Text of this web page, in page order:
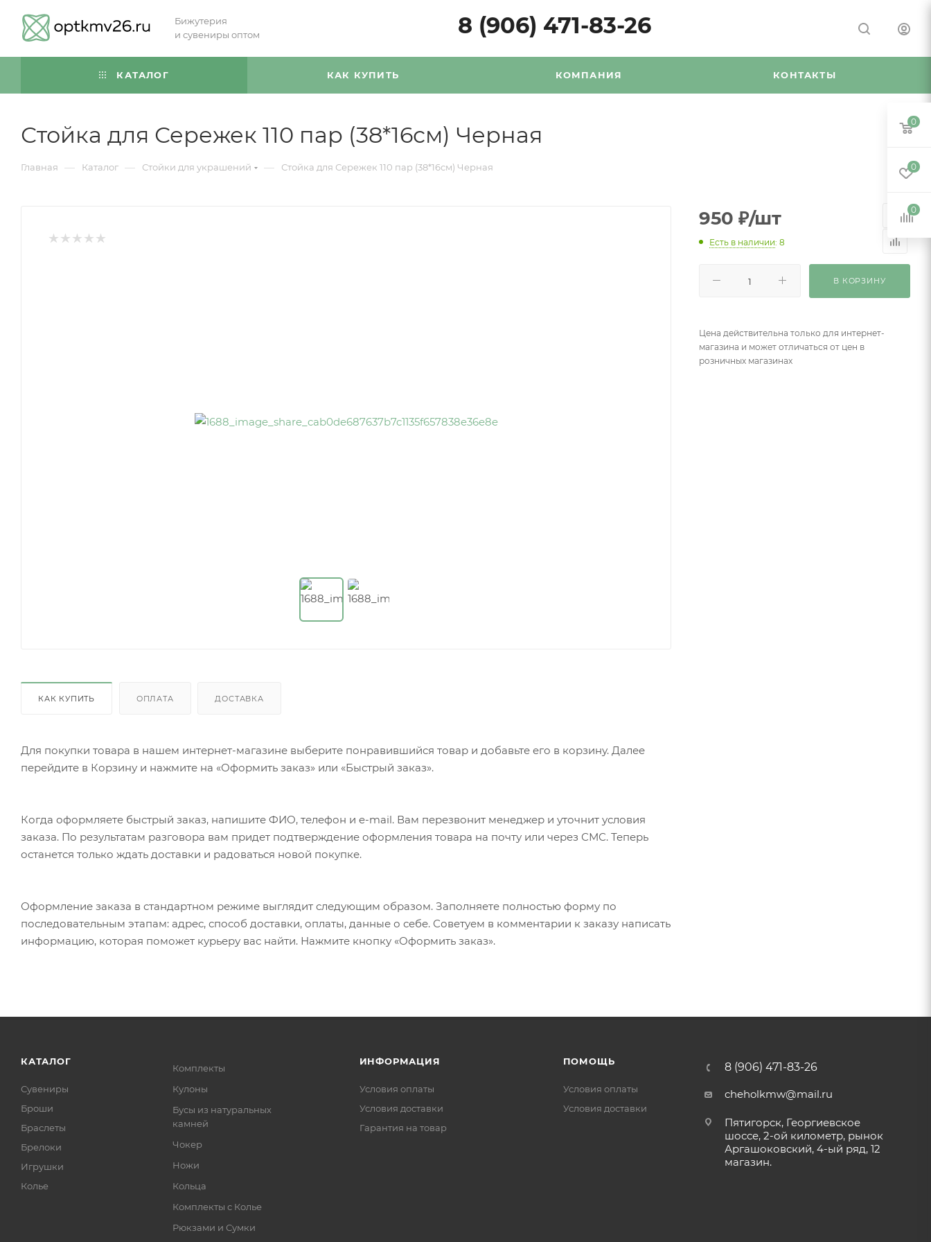
Бижутерия
и сувениры оптом
8 (906) 471-83-26
КАТАЛОГ КАК КУПИТЬ КОМПАНИЯ КОНТАКТЫ
Стойка для Сережек 110 пар (38*16см) Черная
Главная — Каталог — Стойки для украшений — Стойка для Сережек 110 пар (38*16см) Черная
КАК КУПИТЬ ОПЛАТА ДОСТАВКА
Для покупки товара в нашем интернет-магазине выберите понравившийся товар и добавьте его в корзину. Далее
перейдите в Корзину и нажмите на «Оформить заказ» или «Быстрый заказ».
Когда оформляете быстрый заказ, напишите ФИО, телефон и e-mail. Вам перезвонит менеджер и уточнит условия
заказа. По результатам разговора вам придет подтверждение оформления товара на почту или через СМС. Теперь
останется только ждать доставки и радоваться новой покупке.
Оформление заказа в стандартном режиме выглядит следующим образом. Заполняете полностью форму по
последовательным этапам: адрес, способ доставки, оплаты, данные о себе. Советуем в комментарии к заказу написать
информацию, которая поможет курьеру вас найти. Нажмите кнопку «Оформить заказ».
950 ₽/шт
Есть в наличии: 8
В КОРЗИНУ
Цена действительна только для интернет-
магазина и может отличаться от цен в
розничных магазинах
КАТАЛОГ
Сувениры
Броши
Браслеты
Брелоки
Игрушки
Колье
Комплекты
Кулоны
Бусы из натуральных
камней
Чокер
Ножи
Кольца
Комплекты с Колье
Рюкзами и Сумки
ИНФОРМАЦИЯ
Условия оплаты
Условия доставки
Гарантия на товар
ПОМОЩЬ
Условия оплаты
Условия доставки
8 (906) 471-83-26
cheholkmw@mail.ru
Пятигорск, Георгиевское
шоссе, 2-ой километр, рынок
Аргашоковский, 4-ый ряд, 12
магазин.
0
0
0